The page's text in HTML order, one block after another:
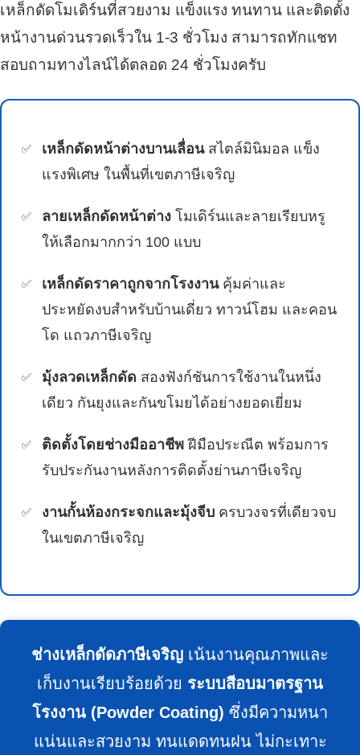
เหล็กดัดโมเดิร์นที่สวยงาม แข็งแรง ทนทาน และติดตั้ง
หน้างานด่วนรวดเร็วใน 1-3 ชั่วโมง สามารถทักแชท
สอบถามทางไลน์ได้ตลอด 24 ชั่วโมงครับ
เหล็กดัดหน้าต่างบานเลื่อนสไตล์มินิมอล แข็ง
แรงพิเศษ ในพื้นที่เขตภาษีเจริญ
ลายเหล็กดัดหน้าต่าง โมเดิร์นและลายเรียบหรู
ให้เลือกมากกว่า 100 แบบ
เหล็กดัดราคาถูกจากโรงงานคุ้มค่าและ
ประหยัดงบสำหรับบ้านเดี่ยว ทาวน์โฮม และคอน
โด แถวภาษีเจริญ
มุ้งลวดเหล็กดัด สองฟังก์ชันการใช้งานในหนึ่ง
เดียว กันยุงและกันขโมยได้อย่างยอดเยี่ยม
ติดตั้งโดยช่างมืออาชีพ ฝีมือประณีต พร้อมการ
รับประกันงานหลังการติดตั้งย่านภาษีเจริญ
งานกั้นห้องกระจกและมุ้งจีบ ครบวงจรที่เดียวจบ
ในเขตภาษีเจริญ
ช่างเหล็กดัดภาษีเจริญ เน้นงานคุณภาพและ
เก็บงานเรียบร้อยด้วย ระบบสีอบมาตรฐาน
โรงงาน (Powder Coating) ซึ่งมีความหนา
แน่นและสวยงาม ทนแดดทนฝน ไม่กะเทาะ